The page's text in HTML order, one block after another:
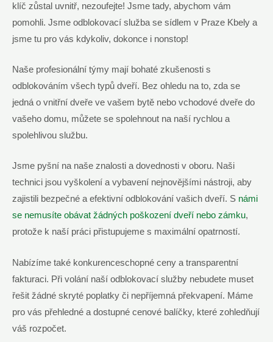
klíč zůstal uvnitř, nezoufejte! Jsme tady, abychom vám
pomohli. Jsme odblokovací služba se sídlem v Praze Kbely a
jsme tu pro vás kdykoliv, dokonce i nonstop!
Naše profesionální týmy mají bohaté zkušenosti s
odblokováním všech typů dveří. Bez ohledu na to, zda se
jedná o vnitřní dveře ve vašem bytě nebo vchodové dveře do
vašeho domu, můžete se spolehnout na naší rychlou a
spolehlivou službu.
Jsme pyšní na naše znalosti a dovednosti v oboru. Naši
technici jsou vyškolení a vybavení nejnovějšími nástroji, aby
zajistili bezpečné a efektivní odblokování vašich dveří. S námi
se nemusíte obávat žádných poškození dveří nebo zámku,
protože k naší práci přistupujeme s maximální opatrností.
Nabízíme také konkurenceschopné ceny a transparentní
fakturaci. Při volání naší odblokovací služby nebudete muset
řešit žádné skryté poplatky či nepříjemná překvapení. Máme
pro vás přehledné a dostupné cenové balíčky, které zohledňují
váš rozpočet.